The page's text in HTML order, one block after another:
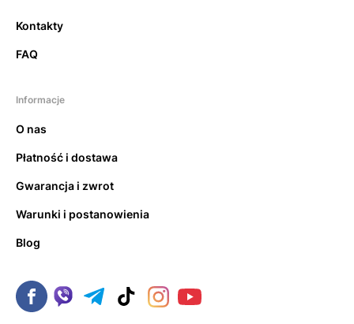
Kontakty
FAQ
Informacje
O nas
Płatność i dostawa
Gwarancja i zwrot
Warunki i postanowienia
Blog